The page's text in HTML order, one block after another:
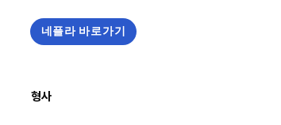
네플라 바로가기
형사